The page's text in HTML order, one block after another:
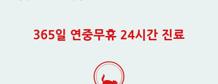
365일 연중무휴 24시간 진료